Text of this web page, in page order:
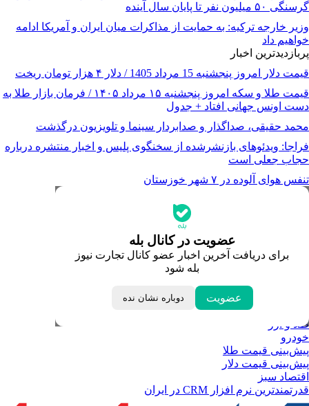
گرسنگی ۵۰ میلیون نفر تا پایان سال آینده
وزیر خارجه ترکیه: به حمایت از مذاکرات میان ایران و آمریکا ادامه
خواهیم داد
پربازدیدترین اخبار
قیمت دلار امروز پنجشنبه 15 مرداد 1405 / دلار ۴ هزار تومان ریخت
قیمت طلا و سکه امروز پنجشنبه ۱۵ مرداد ۱۴۰۵ / فرمان بازار طلا به
دست اونس جهانی افتاد + جدول
محمد حقیقی، صداگذار و صدابردار سینما و تلویزیون درگذشت
فراجا: ویدئوهای بازنشرشده از سخنگوی پلیس و اخبار منتشره درباره
حجاب جعلی است
تنفس هوای آلوده در ۷ شهر خوزستان
عضویت در کانال بله
برای دریافت آخرین اخبار عضو کانال تجارت نیوز
بله شود
عضویت دوباره نشان نده
جدیدترین قیمت‌ها
قیمت درهم امارات
لحظه تحویل سال
داغ‌ترین‌های اقتصادی
طلا و ارز
خودرو
پیش‌بینی قیمت طلا
پیش‌بینی قیمت دلار
اقتصاد سبز
قدرتمندترین نرم‌ افزار CRM در ایران